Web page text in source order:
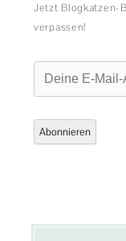
Jetzt Blogkatzen-
verpassen!
Deine
Adresse
Abonnieren